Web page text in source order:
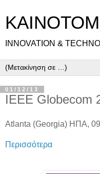
INNOVATION &
01/12/13
IEEE Globecom
Atlanta (Georgia) ΗΠΑ,
Περισσότερα